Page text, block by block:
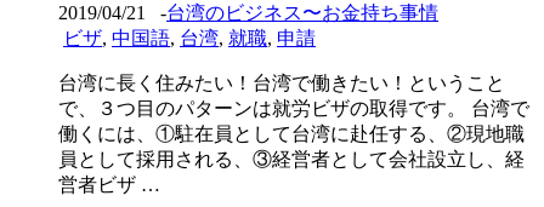
2019/04/21 -台湾のビジネス〜お金持ち事情
ビザ, 中国語, 台湾, 就職, 申請
台湾に長く住みたい！台湾で働きたい！ということ
で、３つ目のパターンは就労ビザの取得です。 台湾で
働くには、①駐在員として台湾に赴任する、②現地職
員として採用される、③経営者として会社設立し、経
営者ビザ …